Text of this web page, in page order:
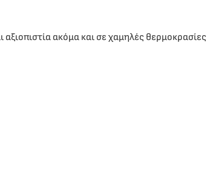
αξιοπιστία ακόμα και σε χαμηλές θερμοκρασίες